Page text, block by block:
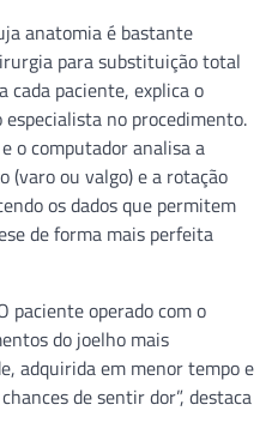
anatomia é bastante
para substituição total
cada paciente, explica o
no procedimento.
o computador analisa a
(varo ou valgo) e a rotação
os dados que permitem
de forma mais perfeita
paciente operado com o
do joelho mais
adquirida em menor tempo e
de sentir dor”, destaca